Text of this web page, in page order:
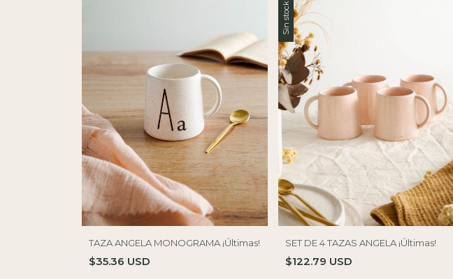
TAZA ANGELA MONOGRAMA ¡Últimas!
$35.36 USD
Sin stock
SET DE 4 TAZAS ANGELA ¡Últimas!
$122.79 USD